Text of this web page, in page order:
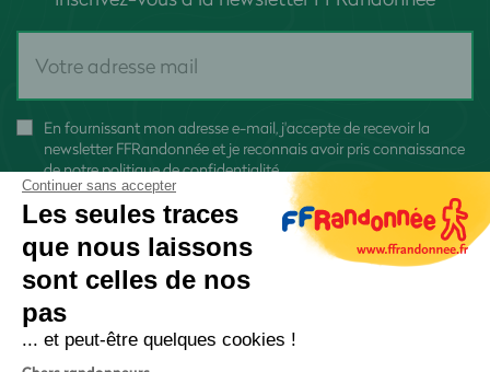
En fournissant mon adresse e-mail, j'accepte de recevoir la
newsletter FFRandonnée et je reconnais avoir pris connaissance
denotre politique de confidentialité
Continuer sans accepter
Les seules traces
que nous laissons
sont celles de nos
pas
... et peut-être quelques cookies !